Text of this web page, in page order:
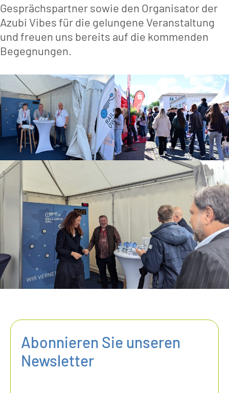
Gesprächspartner sowie den Organisator der
Azubi Vibes für die gelungene Veranstaltung
und freuen uns bereits auf die kommenden
Begegnungen.
Abonnieren Sie unseren
Newsletter